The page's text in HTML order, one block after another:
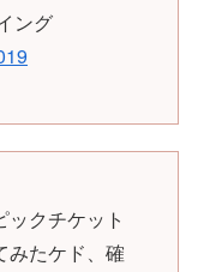
ング
クチケット
みたケド、確